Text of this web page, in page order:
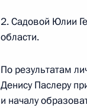
Президента
Президента
2019 года
17 октября 2024 года,
2. Садовой Юлии
области.
По результатам
Денису Паслеру
и началу